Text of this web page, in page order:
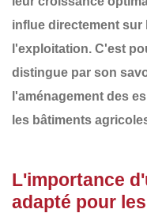
influe directement sur
l'exploitation. C'est
distingue par son
l'aménagement des
les bâtiments
L'importance
adapté pour